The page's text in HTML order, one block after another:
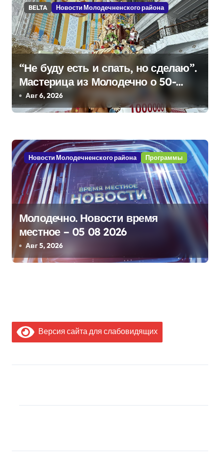
п
и
с
я
м
BELTA Новости Молодечненского района
“Не буду есть и спать, но сделаю”.
Мастерица из Молодечно о 50-
килограммовом каравае для
Дворца Независимости
Авг 6, 2026
Новости Молодечненского района Программы
Молодечно. Новости время
местное – 05 08 2026
Авг 5, 2026
Версия сайта для слабовидящих